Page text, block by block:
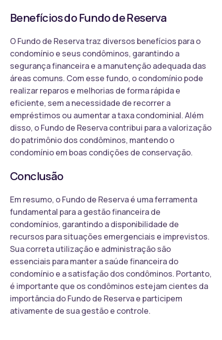
Benefícios do Fundo de Reserva
O Fundo de Reserva traz diversos benefícios para o
condomínio e seus condôminos, garantindo a
segurança financeira e a manutenção adequada das
áreas comuns. Com esse fundo, o condomínio pode
realizar reparos e melhorias de forma rápida e
eficiente, sem a necessidade de recorrer a
empréstimos ou aumentar a taxa condominial. Além
disso, o Fundo de Reserva contribui para a valorização
do patrimônio dos condôminos, mantendo o
condomínio em boas condições de conservação.
Conclusão
Em resumo, o Fundo de Reserva é uma ferramenta
fundamental para a gestão financeira de
condomínios, garantindo a disponibilidade de
recursos para situações emergenciais e imprevistos.
Sua correta utilização e administração são
essenciais para manter a saúde financeira do
condomínio e a satisfação dos condôminos. Portanto,
é importante que os condôminos estejam cientes da
importância do Fundo de Reserva e participem
ativamente de sua gestão e controle.